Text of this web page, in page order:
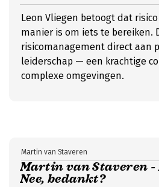
Leon Vliegen betoogt dat
manier is om iets te bereiken.
risicomanagement direct aan
leiderschap — een krachtige
complexe omgevingen.
Martin van Staveren -
Nee, bedankt?
Martin van Staveren